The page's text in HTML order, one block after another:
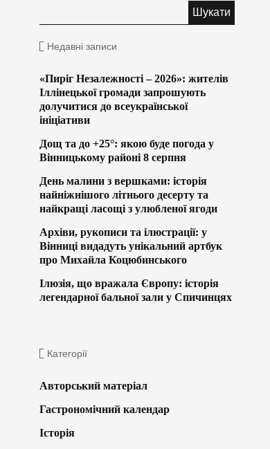
Недавні записи
«Пиріг Незалежності – 2026»: жителів
Іллінецької громади запрошують
долучитися до всеукраїнської
ініціативи
Дощ та до +25°: якою буде погода у
Вінницькому районі 8 серпня
День малини з вершками: історія
найніжнішого літнього десерту та
найкращі ласощі з улюбленої ягоди
Архіви, рукописи та ілюстрації: у
Вінниці видадуть унікальний артбук
про Михайла Коцюбинського
Ілюзія, що вражала Європу: історія
легендарної бальної зали у Спичинцях
Категорії
Авторський матеріал
Гастрономічний календар
Історія